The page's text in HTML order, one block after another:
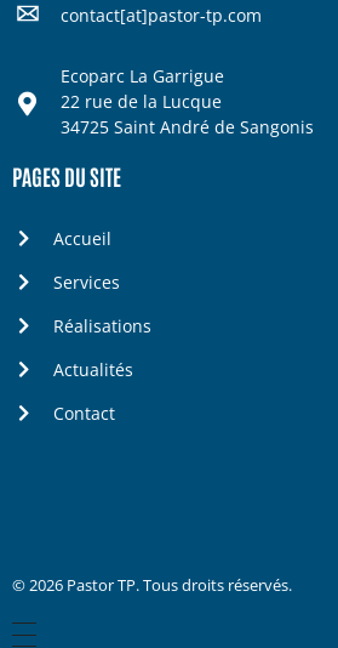
contact[at]pastor-tp.com
Ecoparc La Garrigue
22 rue de la Lucque
34725 Saint André de Sangonis
PAGES DU SITE
Accueil
Services
Réalisations
Actualités
Contact
© 2026 Pastor TP. Tous droits réservés.